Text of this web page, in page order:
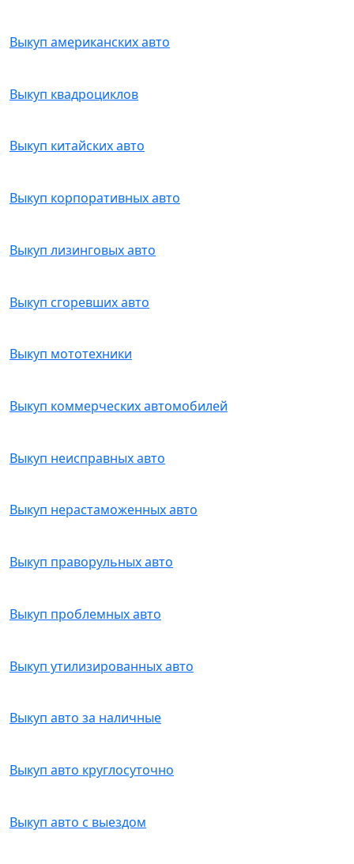
Выкуп американских авто
Выкуп квадроциклов
Выкуп китайских авто
Выкуп корпоративных авто
Выкуп лизинговых авто
Выкуп сгоревших авто
Выкуп мототехники
Выкуп коммерческих автомобилей
Выкуп неисправных авто
Выкуп нерастаможенных авто
Выкуп праворульных авто
Выкуп проблемных авто
Выкуп утилизированных авто
Выкуп авто за наличные
Выкуп авто круглосуточно
Выкуп авто с выездом